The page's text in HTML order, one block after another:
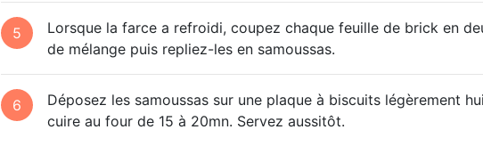
5
Lorsque la farce a refroidi, coupez chaque feuille de brick en
de mélange puis repliez-les en samoussas.
6
Déposez les samoussas sur une plaque à biscuits légèrement
cuire au four de 15 à 20mn. Servez aussitôt.